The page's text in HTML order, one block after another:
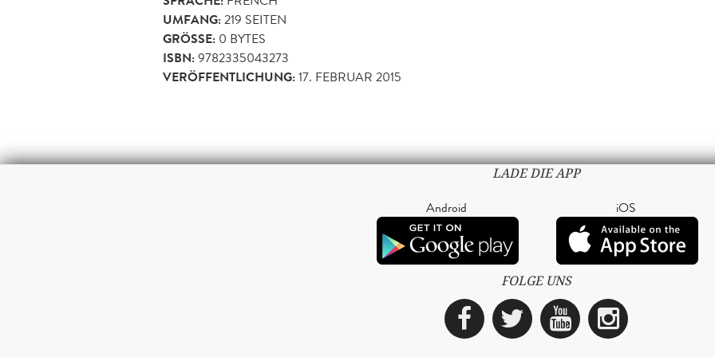
UMFANG:219 SEITEN
GRÖSSE: 0 BYTES
ISBN:9782335043273
VERÖFFENTLICHUNG:17. FEBRUAR 2015
LADE DIE APP
Android iOS
FOLGE UNS
Facebook
TwitterYouTube